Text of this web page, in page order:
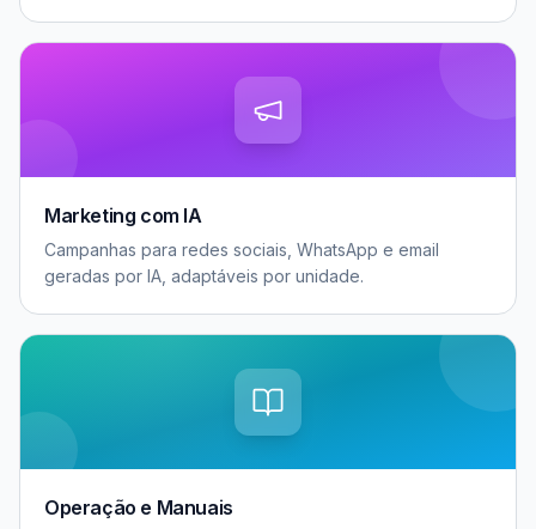
Marketing com IA
Campanhas para redes sociais, WhatsApp e email
geradas por IA, adaptáveis por unidade.
Operação e Manuais